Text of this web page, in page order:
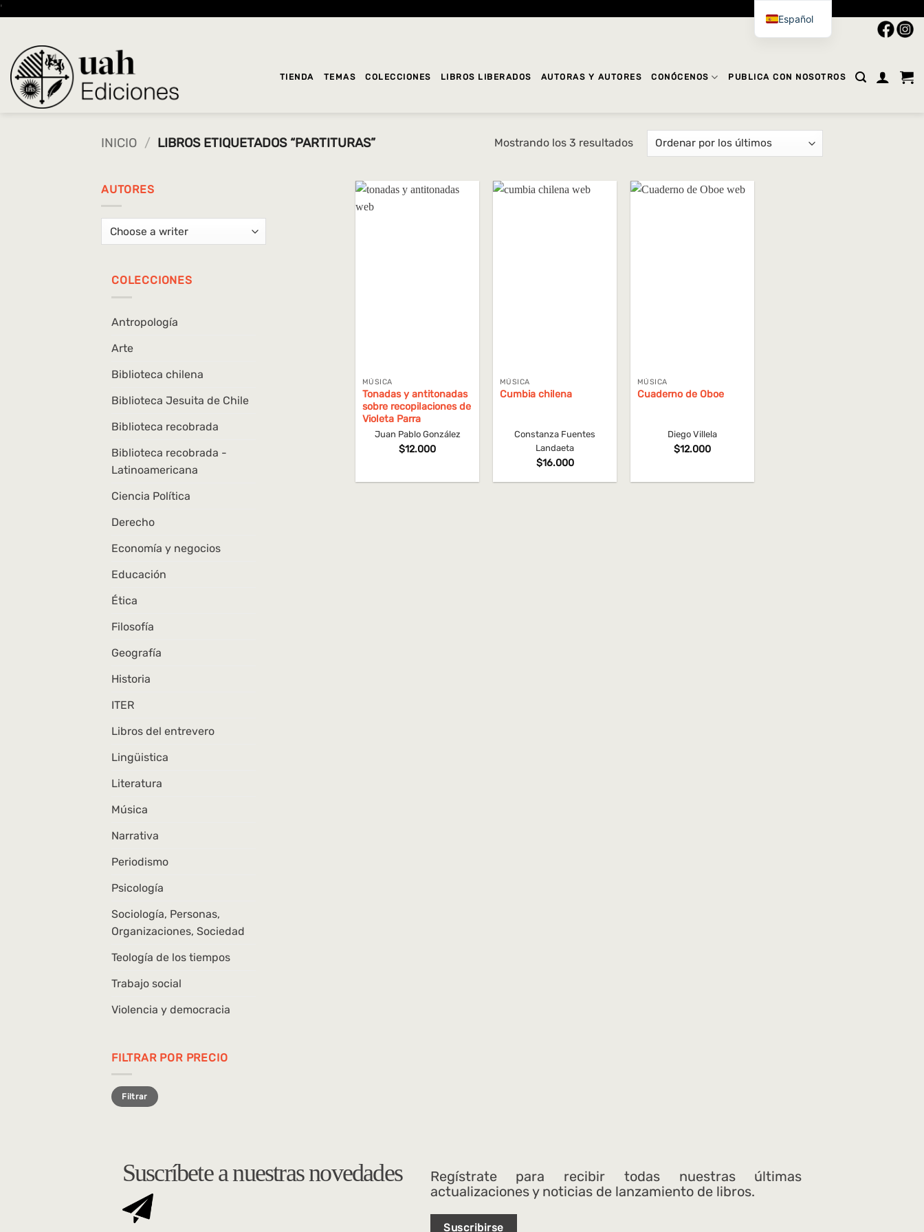
'Saltar
contenido
TIENDA TEMAS COLECCIONES LIBROS LIBERADOS AUTORAS Y AUTORES CONÓCENOS PUBLICA CON NOSOTROS
INICIO / LIBROS ETIQUETADOS “PARTITURAS” Mostrando los 3 resultadosOrdenado
por
últimos
AUTORES
COLECCIONES
Antropología
Arte
Biblioteca chilena
Biblioteca Jesuita de Chile
Biblioteca recobrada
Biblioteca recobrada -
Latinoamericana
Ciencia Política
Derecho
Economía y negocios
Educación
Ética
Filosofía
Geografía
Historia
ITER
Libros del entrevero
Lingüistica
Literatura
Música
Narrativa
Periodismo
Psicología
Sociología, Personas,
Organizaciones, Sociedad
Teología de los tiempos
Trabajo social
Violencia y democracia
FILTRAR POR PRECIO
Precio
mínimo
Precio
máximo
Filtrar
MÚSICA
Tonadas y antitonadas
sobre recopilaciones de
Violeta Parra
Juan Pablo González
$12.000
MÚSICA
Cumbia chilena
Constanza Fuentes
Landaeta
$16.000
MÚSICA
Cuaderno de Oboe
Diego Villela
$12.000
Suscríbete a nuestras novedades
Regístrate para recibir todas nuestras últimas
actualizaciones y noticias de lanzamiento de libros.
Suscribirse
Español